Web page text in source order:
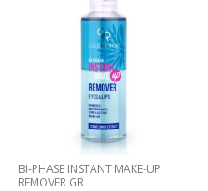
BI-PHASE INSTANT MAKE-UP
REMOVER GR